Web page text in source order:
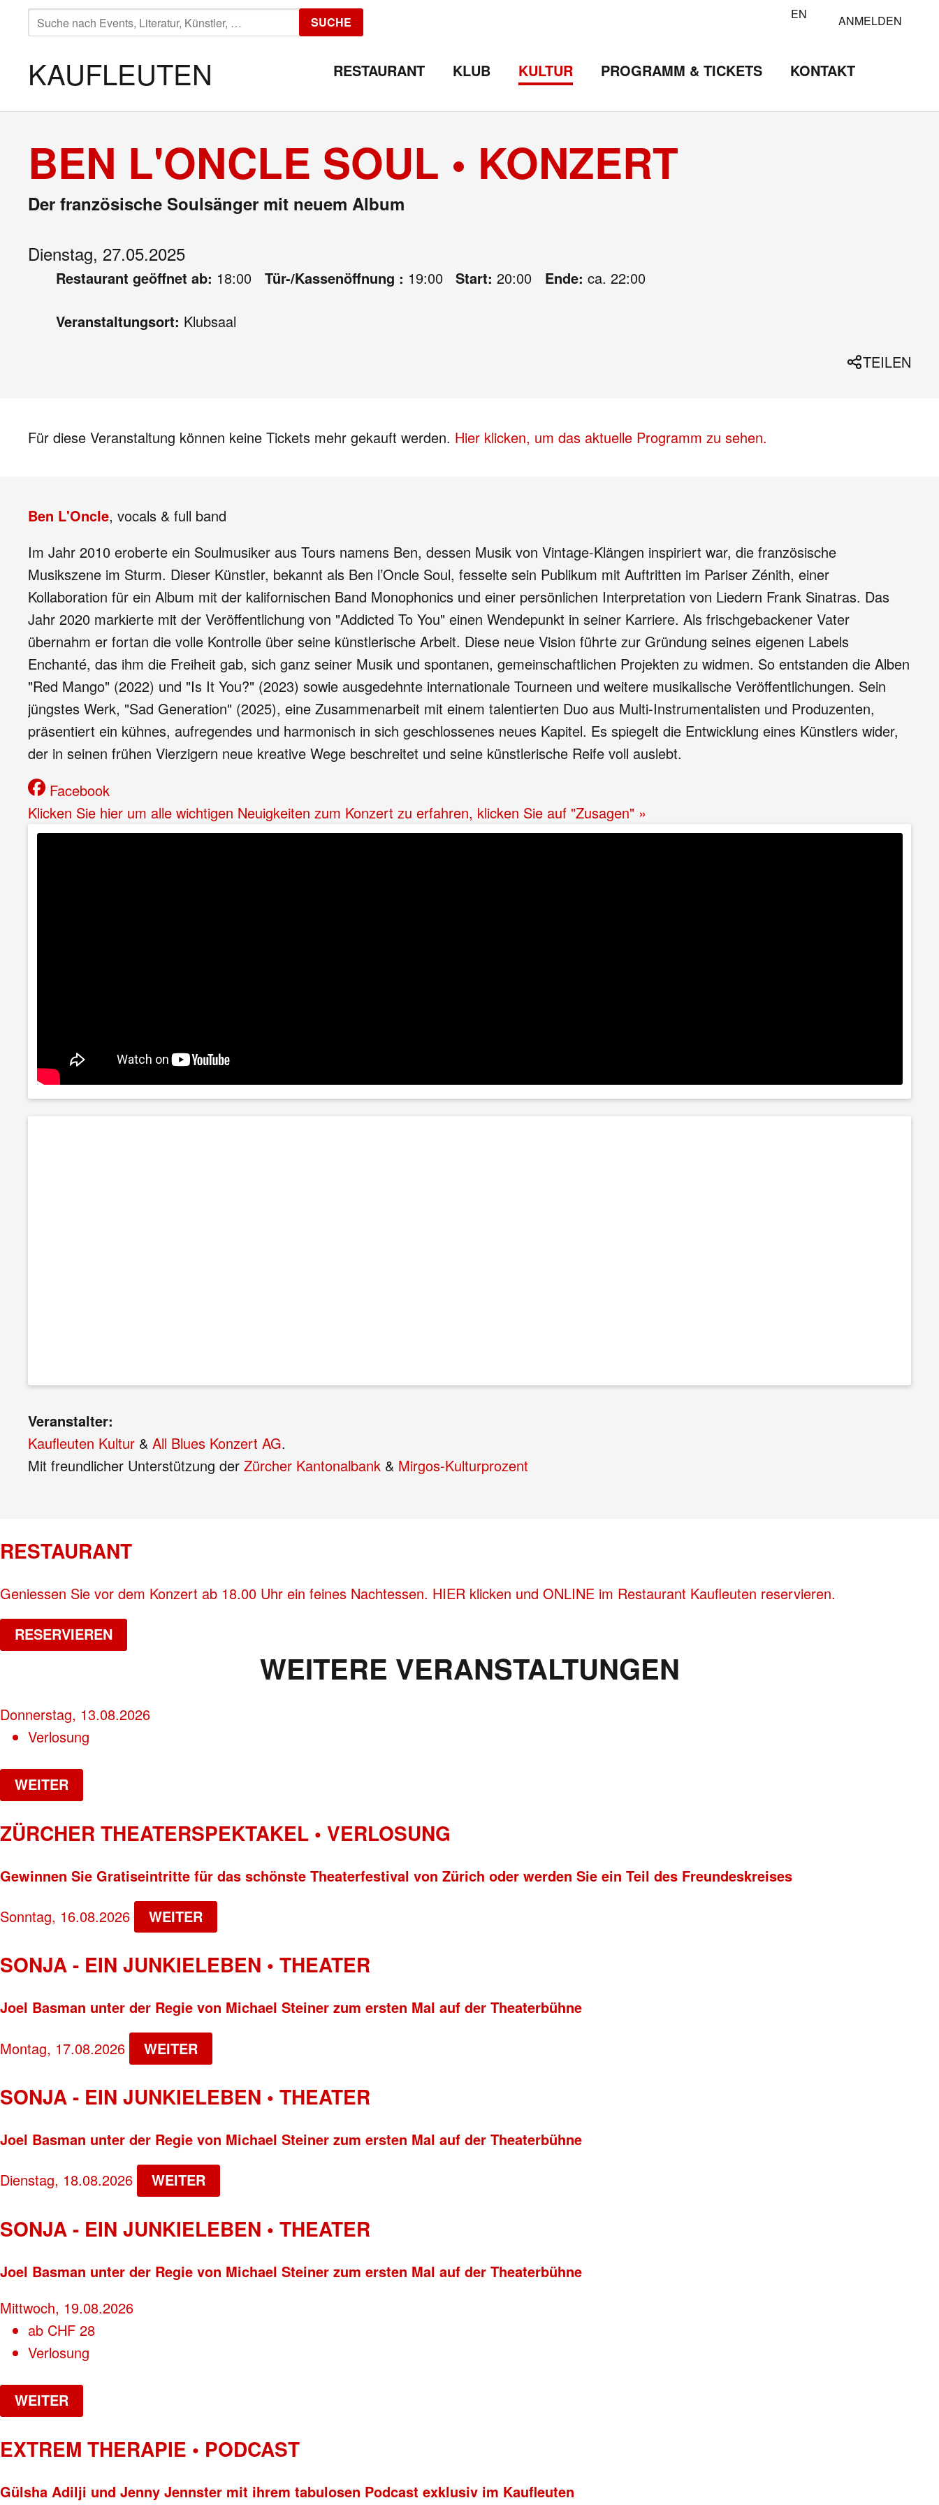
SUCHE
NACH:
SUCHE EN ANMELDEN
KAUFLEUTEN RESTAURANT KLUB KULTUR PROGRAMM & TICKETS KONTAKT
BEN L'ONCLE SOUL • KONZERT
Der französische Soulsänger mit neuem Album
Dienstag, 27.05.2025
Restaurant geöffnet ab: 18:00 Tür-/Kassenöffnung : 19:00 Start: 20:00 Ende: ca. 22:00
Veranstaltungsort: Klubsaal
TEILEN
Für diese Veranstaltung können keine Tickets mehr gekauft werden. Hier klicken, um das aktuelle Programm zu sehen.
Ben L'Oncle, vocals & full band
Im Jahr 2010 eroberte ein Soulmusiker aus Tours namens Ben, dessen Musik von Vintage-Klängen inspiriert war, die französische
Musikszene im Sturm. Dieser Künstler, bekannt als Ben l’Oncle Soul, fesselte sein Publikum mit Auftritten im Pariser Zénith, einer
Kollaboration für ein Album mit der kalifornischen Band Monophonics und einer persönlichen Interpretation von Liedern Frank Sinatras. Das
Jahr 2020 markierte mit der Veröffentlichung von "Addicted To You" einen Wendepunkt in seiner Karriere. Als frischgebackener Vater
übernahm er fortan die volle Kontrolle über seine künstlerische Arbeit. Diese neue Vision führte zur Gründung seines eigenen Labels
Enchanté, das ihm die Freiheit gab, sich ganz seiner Musik und spontanen, gemeinschaftlichen Projekten zu widmen. So entstanden die Alben
"Red Mango" (2022) und "Is It You?" (2023) sowie ausgedehnte internationale Tourneen und weitere musikalische Veröffentlichungen. Sein
jüngstes Werk, "Sad Generation" (2025), eine Zusammenarbeit mit einem talentierten Duo aus Multi-Instrumentalisten und Produzenten,
präsentiert ein kühnes, aufregendes und harmonisch in sich geschlossenes neues Kapitel. Es spiegelt die Entwicklung eines Künstlers wider,
der in seinen frühen Vierzigern neue kreative Wege beschreitet und seine künstlerische Reife voll auslebt.
Facebook
Klicken Sie hier um alle wichtigen Neuigkeiten zum Konzert zu erfahren, klicken Sie auf "Zusagen" »
Veranstalter:
Kaufleuten Kultur & All Blues Konzert AG.
Mit freundlicher Unterstützung der Zürcher Kantonalbank & Mirgos-Kulturprozent
RESTAURANT
Geniessen Sie vor dem Konzert ab 18.00 Uhr ein feines Nachtessen. HIER klicken und ONLINE im Restaurant Kaufleuten reservieren.
RESERVIEREN
WEITERE VERANSTALTUNGEN
Donnerstag, 13.08.2026
Verlosung
WEITER
ZÜRCHER THEATERSPEKTAKEL • VERLOSUNG
Gewinnen Sie Gratiseintritte für das schönste Theaterfestival von Zürich oder werden Sie ein Teil des Freundeskreises
Sonntag, 16.08.2026 WEITER
SONJA - EIN JUNKIELEBEN • THEATER
Joel Basman unter der Regie von Michael Steiner zum ersten Mal auf der Theaterbühne
Montag, 17.08.2026 WEITER
SONJA - EIN JUNKIELEBEN • THEATER
Joel Basman unter der Regie von Michael Steiner zum ersten Mal auf der Theaterbühne
Dienstag, 18.08.2026 WEITER
SONJA - EIN JUNKIELEBEN • THEATER
Joel Basman unter der Regie von Michael Steiner zum ersten Mal auf der Theaterbühne
Mittwoch, 19.08.2026
ab CHF 28
Verlosung
WEITER
EXTREM THERAPIE • PODCAST
Gülsha Adilji und Jenny Jennster mit ihrem tabulosen Podcast exklusiv im Kaufleuten